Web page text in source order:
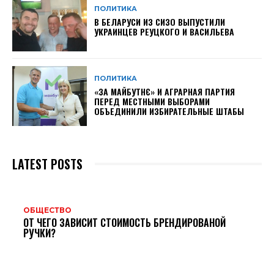
ПОЛИТИКА
В БЕЛАРУСИ ИЗ СИЗО ВЫПУСТИЛИ
УКРАИНЦЕВ РЕУЦКОГО И ВАСИЛЬЕВА
ПОЛИТИКА
«ЗА МАЙБУТНЄ» И АГРАРНАЯ ПАРТИЯ
ПЕРЕД МЕСТНЫМИ ВЫБОРАМИ
ОБЪЕДИНИЛИ ИЗБИРАТЕЛЬНЫЕ ШТАБЫ
LATEST POSTS
ОБЩЕСТВО
ОТ ЧЕГО ЗАВИСИТ СТОИМОСТЬ БРЕНДИРОВАНОЙ
РУЧКИ?